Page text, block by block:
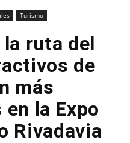
Turismo
ruta del
de
más
la Expo
Rivadavia